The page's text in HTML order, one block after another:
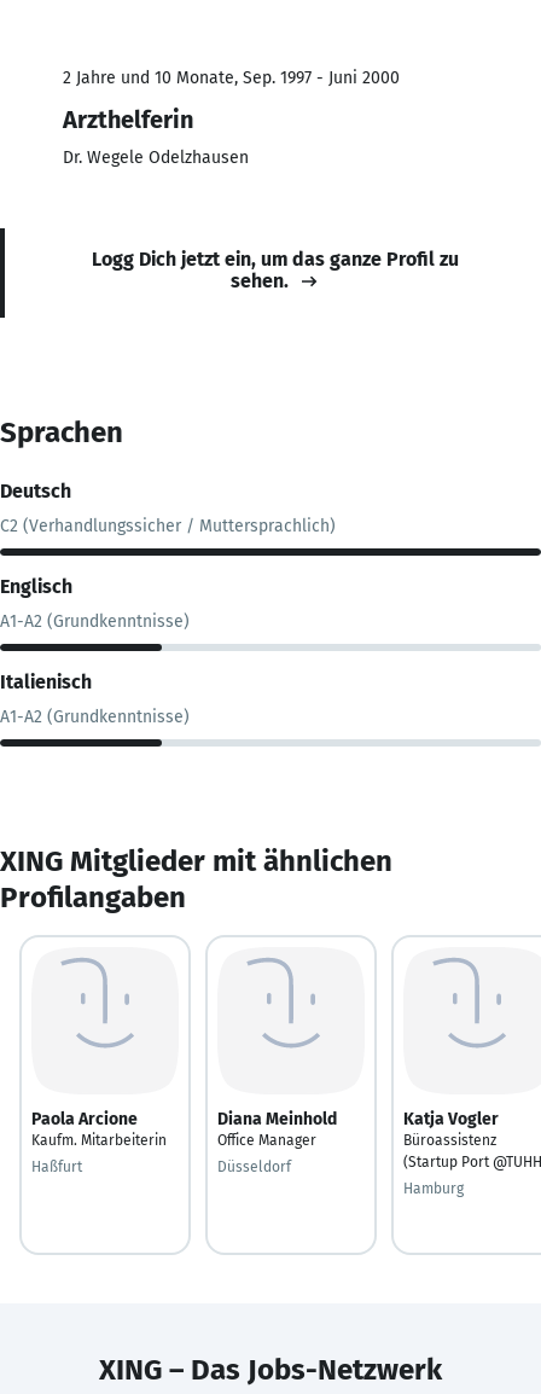
2 Jahre und 10 Monate, Sep. 1997 - Juni 2000
Arzthelferin
Dr. Wegele Odelzhausen
Logg Dich jetzt ein, um das ganze Profil zu
sehen.
Sprachen
Deutsch
C2 (Verhandlungssicher / Muttersprachlich)
Englisch
A1-A2 (Grundkenntnisse)
Italienisch
A1-A2 (Grundkenntnisse)
XING Mitglieder mit ähnlichen
Profilangaben
Paola Arcione
Kaufm. Mitarbeiterin
Haßfurt
Diana Meinhold
Office Manager
Düsseldorf
Katja Vogler
Büroassistenz
(Startup Port
Hamburg
XING – Das Jobs-Netzwerk